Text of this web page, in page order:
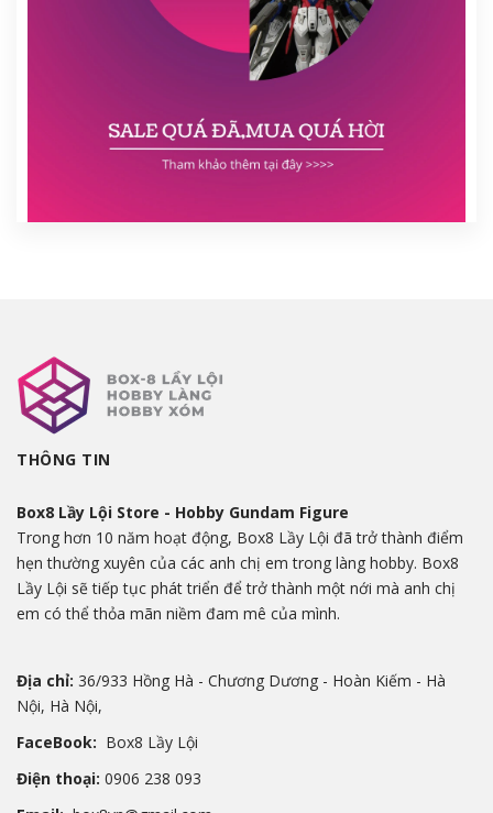
THÔNG TIN
Box8 Lầy Lội Store - Hobby Gundam Figure
Trong hơn 10 năm hoạt động, Box8 Lầy Lội đã trở thành điểm
hẹn thường xuyên của các anh chị em trong làng hobby. Box8
Lầy Lội sẽ tiếp tục phát triển để trở thành một nới mà anh chị
em có thể thỏa mãn niềm đam mê của mình.
Địa chỉ: 36/933 Hồng Hà - Chương Dương - Hoàn Kiếm - Hà
Nội, Hà Nội,
FaceBook: Box8 Lầy Lội
Điện thoại: 0906 238 093